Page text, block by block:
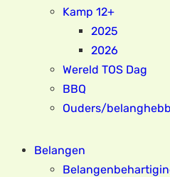
Kamp 12+
2025
2026
Wereld TOS Dag
BBQ
Ouders/
Belangen